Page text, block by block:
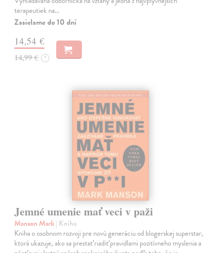
terapeutiek na…
Zasielame do 10 dní
14,54 €
14,99 € ?
Jemné umenie mať veci v paži
Manson Mark| Kniha
Kniha o osobnom rozvoji pre novú generáciu od blogerskej superstar,
ktorá ukazuje, ako sa prestať riadiť pravidlami pozitívneho myslenia a